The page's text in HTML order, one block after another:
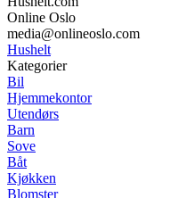
Online Oslo
media@onlineoslo.com
Hushelt
Kategorier
Bil
Hjemmekontor
Utendørs
Barn
Sove
Båt
Kjøkken
Blomster